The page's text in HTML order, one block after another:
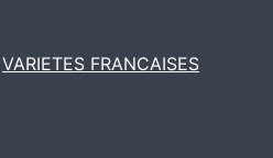
VARIETES FRANCAISES